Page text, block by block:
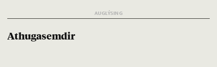
Athugasemdir